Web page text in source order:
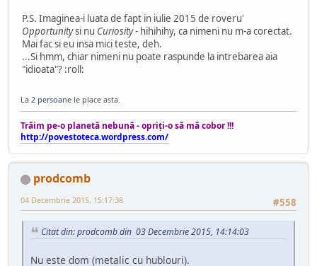
P.S. Imaginea-i luata de fapt in iulie 2015 de roveru'
Opportunitysi nu Curiosity- hihihihy, ca nimeni nu m-a corectat.
Mai fac si eu insa mici teste, deh.
...Si hmm, chiar nimeni nu poate raspunde la intrebarea aia
"idioata"? :roll:
La 2 persoane le place asta.
Trăim pe-o planetă nebună - opriţi-o să mă cobor !!!
http://povestoteca.wordpress.com/
prodcomb
#558
04 Decembrie 2015, 15:17:38
Citat din: prodcomb din 03 Decembrie 2015, 14:14:03
Nu este dom (metalic cu hublouri).